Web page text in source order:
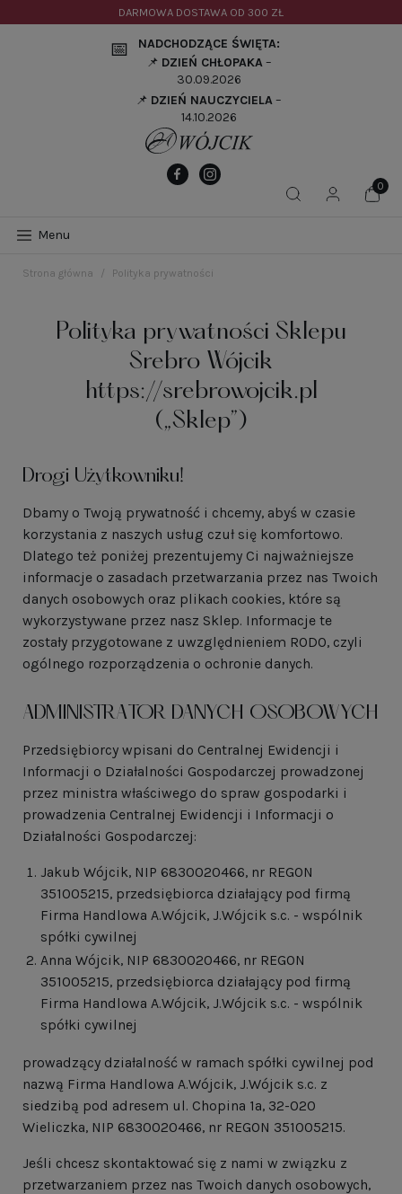
DARMOWA DOSTAWA OD300 ZŁ
📅
NADCHODZĄCE ŚWIĘTA:
📌 DZIEŃ CHŁOPAKA–
30.09.2026
📌 DZIEŃ NAUCZYCIELA–
14.10.2026
Menu
Strona główna Polityka prywatności
Polityka prywatności Sklepu
Srebro Wójcik
https://srebrowojcik.pl
(„Sklep”)
Drogi Użytkowniku!
Dbamy o Twoją prywatność i chcemy, abyś w czasie
korzystania z naszych usług czuł się komfortowo.
Dlatego też poniżej prezentujemy Ci najważniejsze
informacje o zasadach przetwarzania przez nas Twoich
danych osobowych oraz plikach cookies, które są
wykorzystywane przez nasz Sklep. Informacje te
zostały przygotowane z uwzględnieniem RODO, czyli
ogólnego rozporządzenia o ochronie danych.
ADMINISTRATOR DANYCH OSOBOWYCH
Przedsiębiorcy wpisani do Centralnej Ewidencji i
Informacji o Działalności Gospodarczej prowadzonej
przez ministra właściwego do spraw gospodarki i
prowadzenia Centralnej Ewidencji i Informacji o
Działalności Gospodarczej:
Jakub Wójcik, NIP 6830020466, nr REGON
351005215, przedsiębiorca działający pod firmą
Firma Handlowa A.Wójcik, J.Wójcik s.c. - wspólnik
spółki cywilnej
Anna Wójcik, NIP 6830020466, nr REGON
351005215, przedsiębiorca działający pod firmą
Firma Handlowa A.Wójcik, J.Wójcik s.c. - wspólnik
spółki cywilnej
prowadzący działalność w ramach spółki cywilnej pod
nazwą Firma Handlowa A.Wójcik, J.Wójcik s.c. z
siedzibą pod adresem ul. Chopina 1a, 32-020
Wieliczka, NIP 6830020466, nr REGON 351005215.
Jeśli chcesz skontaktować się z nami w związku z
przetwarzaniem przez nas Twoich danych osobowych,